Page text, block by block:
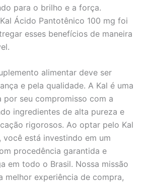
para o brilho e a força.
Ácido Pantotênico 100 mg foi
esses benefícios de maneira
alimentar deve ser
e pela qualidade. A Kal é uma
por seu compromisso com a
ingredientes de alta pureza e
rigorosos. Ao optar pelo Kal
está investindo em um
procedência garantida e
em todo o Brasil. Nossa missão
melhor experiência de compra,